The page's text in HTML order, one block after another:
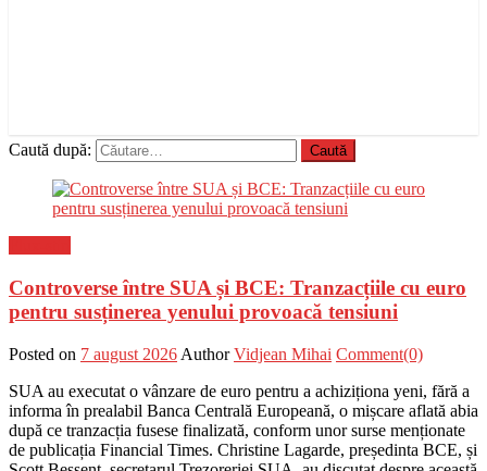
Caută după:
Controverse între SUA și BCE: Tranzacțiile cu euro
pentru susținerea yenului provoacă tensiuni
Posted on 7 august 2026 Author Vidjean Mihai Comment(0)
SUA au executat o vânzare de euro pentru a achiziționa yeni, fără a
informa în prealabil Banca Centrală Europeană, o mișcare aflată abia
după ce tranzacția fusese finalizată, conform unor surse menționate
de publicația Financial Times. Christine Lagarde, președinta BCE, și